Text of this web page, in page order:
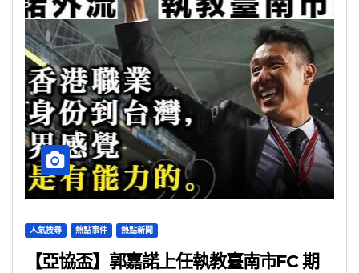
人氣搜尋 熱點事件 熱點新聞
【亞協盃】郭嘉諾上任執教臺南市FC 期